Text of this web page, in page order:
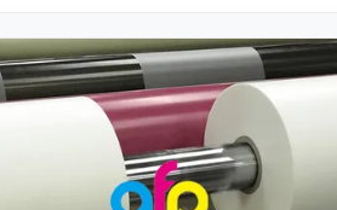
specifically engineered for luxury packaging
applications. ...